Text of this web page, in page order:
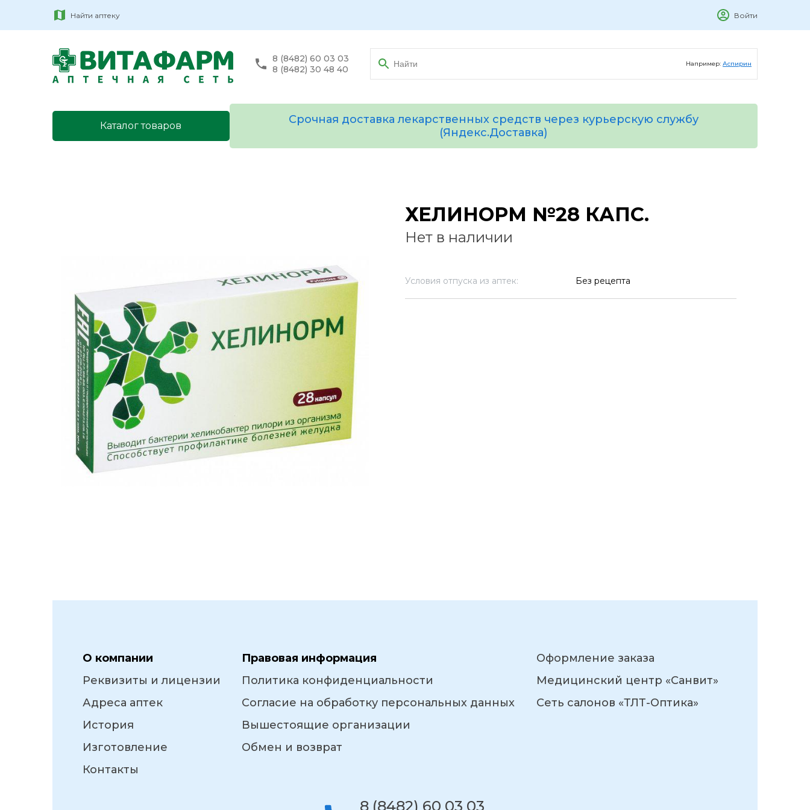
Найти аптеку Войти
8 (8482) 60 03 03
8 (8482) 30 48 40
Например: Аспирин
Каталог товаров
Срочная доставка лекарственных средств через курьерскую службу
(Яндекс.Доставка)
ХЕЛИНОРМ №28 КАПС.
Нет в наличии
Условия отпуска из аптек: Без рецепта
О компании
Реквизиты и лицензии
Адреса аптек
История
Изготовление
Контакты
Правовая информация
Политика конфиденциальности
Согласие на обработку персональных данных
Вышестоящие организации
Обмен и возврат
Оформление заказа
Медицинский центр «Санвит»
Сеть салонов «ТЛТ-Оптика»
8 (8482) 60 03 03